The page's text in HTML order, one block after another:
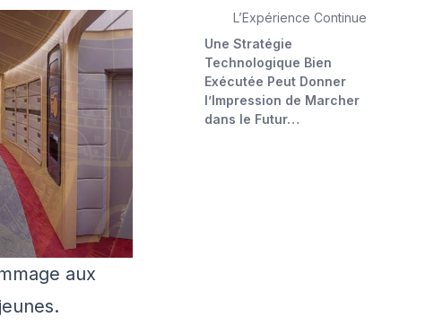
L’Expérience Continue
Une Stratégie
Technologique Bien
Exécutée Peut Donner
l’Impression de Marcher
dans le Futur…
aux